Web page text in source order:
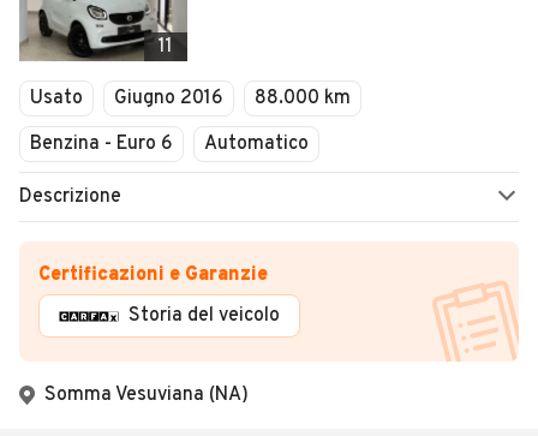
11
Usato Giugno 2016
88.000 km
Benzina - Euro 6
Automatico
Descrizione
Certificazioni e Garanzie
Storia del veicolo
Somma Vesuviana (NA)